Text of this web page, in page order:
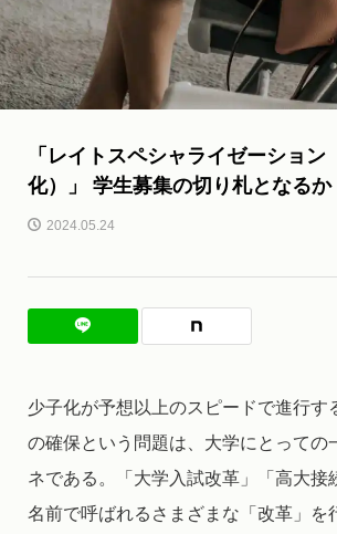
「レイトスペシャライゼーション
化）」 学生募集の切り札となるか
2024.05.24
少子化が予想以上のスピードで進行す
の確保という問題は、大学にとっての
ネである。「大学入試改革」「高大接
名前で呼ばれるさまざまな「改革」を